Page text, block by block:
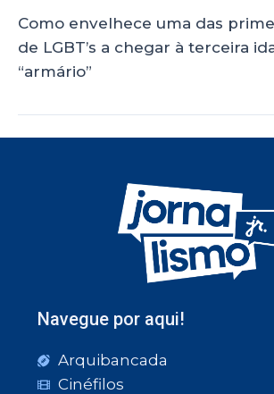
Como envelhece uma das
de LGBT’s a chegar à terceira
“armário”
Navegue por aqui!
Arquibancada
Cinéfilos